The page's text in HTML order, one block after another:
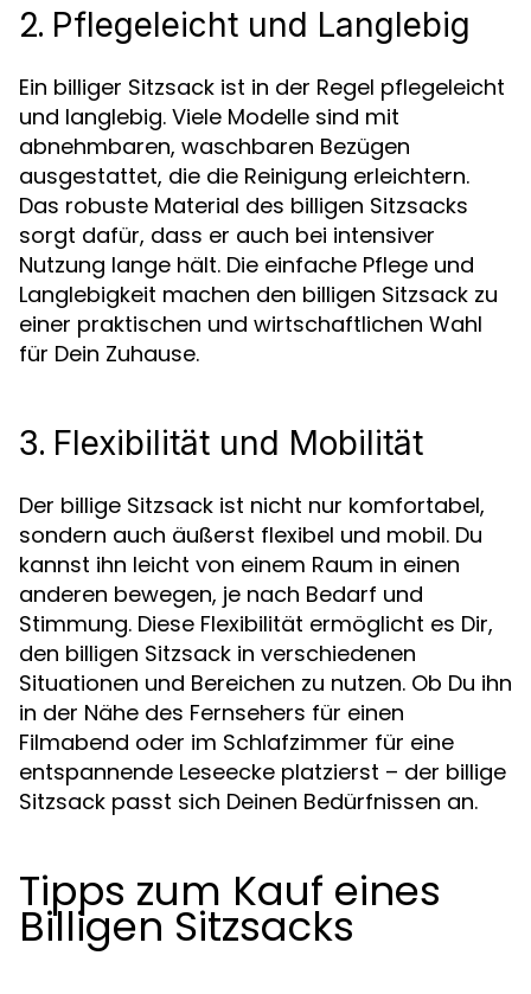
2. Pflegeleicht und Langlebig
Ein billiger Sitzsack ist in der Regel pflegeleicht
und langlebig. Viele Modelle sind mit
abnehmbaren, waschbaren Bezügen
ausgestattet, die die Reinigung erleichtern.
Das robuste Material des billigen Sitzsacks
sorgt dafür, dass er auch bei intensiver
Nutzung lange hält. Die einfache Pflege und
Langlebigkeit machen den billigen Sitzsack zu
einer praktischen und wirtschaftlichen Wahl
für Dein Zuhause.
3. Flexibilität und Mobilität
Der billige Sitzsack ist nicht nur komfortabel,
sondern auch äußerst flexibel und mobil. Du
kannst ihn leicht von einem Raum in einen
anderen bewegen, je nach Bedarf und
Stimmung. Diese Flexibilität ermöglicht es Dir,
den billigen Sitzsack in verschiedenen
Situationen und Bereichen zu nutzen. Ob Du ihn
in der Nähe des Fernsehers für einen
Filmabend oder im Schlafzimmer für eine
entspannende Leseecke platzierst – der billige
Sitzsack passt sich Deinen Bedürfnissen an.
Tipps zum Kauf eines
Billigen Sitzsacks